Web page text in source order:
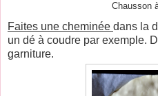
Chausson
Faites une cheminée dans la
un dé à coudre par exemple.
garniture.